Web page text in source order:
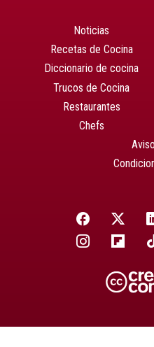
Noticias
Recetas de Cocina
Diccionario de cocina
Trucos de Cocina
Restaurantes
Chefs